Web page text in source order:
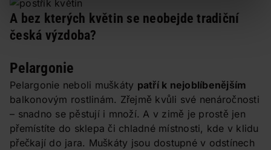
A bez kterých květin se neobejde tradiční
česká výzdoba?
Pelargonie
Pelargonie neboli muškáty patří k nejoblíbenějším
balkonovým rostlinám. Zřejmě kvůli své nenáročnosti
– snadno se pěstují i množí. A v zimě je prostě jen
přemístíte do sklepa či chladné místnosti, kde v klidu
přečkají do jara. Muškáty jsou dostupné v odstínech